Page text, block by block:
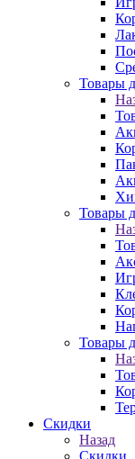
Товары
Товары
Товары
Скидки
Назад
Скидки